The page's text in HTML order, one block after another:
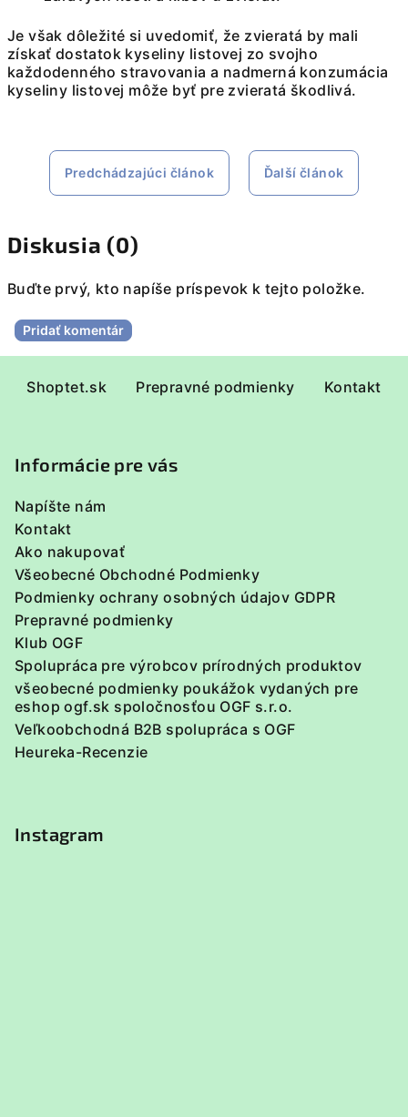
Je však dôležité si uvedomiť, že zvieratá by mali
získať dostatok kyseliny listovej zo svojho
každodenného stravovania a nadmerná konzumácia
kyseliny listovej môže byť pre zvieratá škodlivá.
Predchádzajúci článok Ďalší článok
Diskusia (0)
Buďte prvý, kto napíše príspevok k tejto položke.
Pridať komentár
Shoptet.sk Prepravné podmienky Kontakt
Informácie pre vás
Napíšte nám
Kontakt
Ako nakupovať
Všeobecné Obchodné Podmienky
Podmienky ochrany osobných údajov GDPR
Prepravné podmienky
Klub OGF
Spolupráca pre výrobcov prírodných produktov
všeobecné podmienky poukážok vydaných pre
eshop ogf.sk spoločnosťou OGF s.r.o.
Veľkoobchodná B2B spolupráca s OGF
Heureka-Recenzie
Instagram